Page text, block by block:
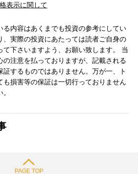
表示に関して
る内容はあくまでも投資の参考にしてい
、実際の投資にあたっては読者ご自身の
て下さいますよう、お願い致します。 当
の注意を払っておりますが、記載される
するものではありません。万が一、ト
も損害等の保証は一切行っておりません
PAGE TOP